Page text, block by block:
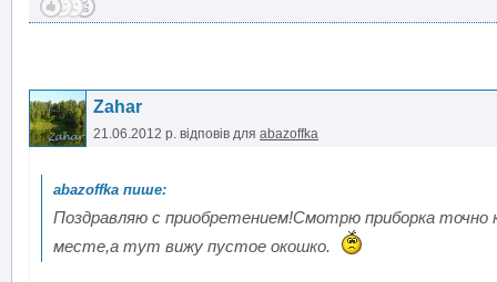
Zahar
21.06.2012 р. відповів для abazoffka
Поздравляю с приобретением!Смотрю приборка точно
месте,а тут вижу пустое окошко.